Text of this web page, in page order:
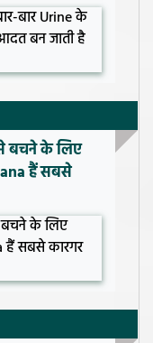
बचने के लिए
हैं सबसे